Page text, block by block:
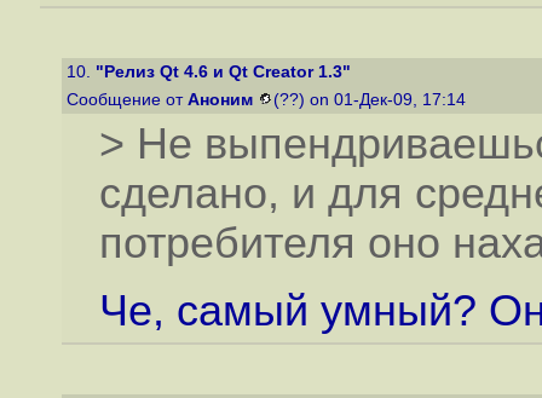
10. "Релиз Qt 4.6 и Qt Creator 1.3"
Сообщение от Аноним (??) on 01-Дек-09, 17:14
> Не
сделано, и для
потребителя оно
Че, самый умный?